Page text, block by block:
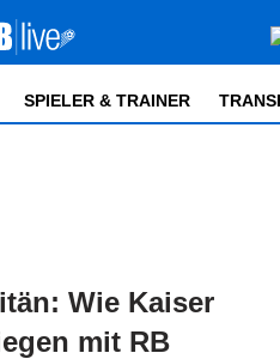
SPIELER & TRAINER
Wie Kaiser
mit RB